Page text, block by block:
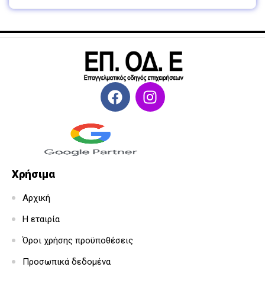
Χρήσιμα
Αρχική
Η εταιρία
Όροι χρήσης προϋποθέσεις
Προσωπικά δεδομένα